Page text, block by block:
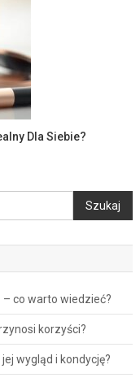
Dla Siebie?
Szukaj
– co warto wiedzieć?
korzyści?
wygląd i kondycję?